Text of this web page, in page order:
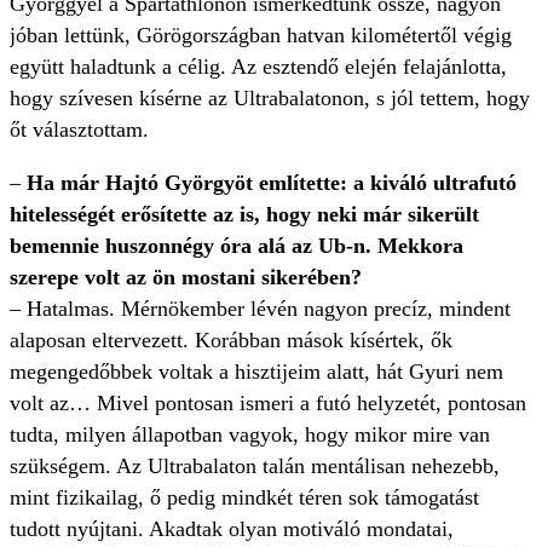
jóban lettünk, Görögországban hatvan kilométertől végig
együtt haladtunk a célig. Az esztendő elején felajánlotta,
hogy szívesen kísérne az Ultrabalatonon, s jól tettem, hogy
őt választottam.
– Ha már Hajtó Györgyöt említette: a kiváló ultrafutó
hitelességét erősítette az is, hogy neki már sikerült
bemennie huszonnégy óra alá az Ub-n. Mekkora
szerepe volt az ön mostani sikerében?
– Hatalmas. Mérnökember lévén nagyon precíz, mindent
alaposan eltervezett. Korábban mások kísértek, ők
megengedőbbek voltak a hisztijeim alatt, hát Gyuri nem
volt az… Mivel pontosan ismeri a futó helyzetét, pontosan
tudta, milyen állapotban vagyok, hogy mikor mire van
szükségem. Az Ultrabalaton talán mentálisan nehezebb,
mint fizikailag, ő pedig mindkét téren sok támogatást
tudott nyújtani. Akadtak olyan motiváló mondatai,